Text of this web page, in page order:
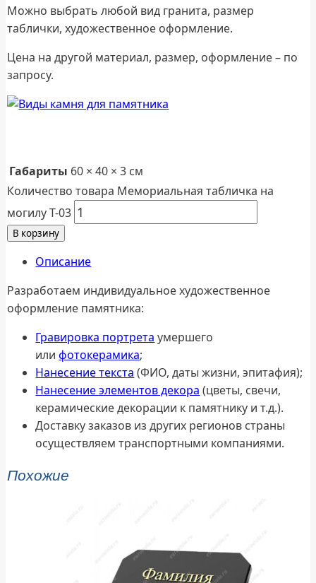
Можно выбрать любой вид гранита, размер
таблички, художественное оформление.
Цена на другой материал, размер, оформление – по
запросу.
Габариты 60 × 40 × 3 см
Количество товара Мемориальная табличка на
могилу Т-03
В корзину
Описание
Разработаем индивидуальное художественное
оформление памятника:
Гравировка портрета умершего
илифотокерамика;
Нанесение текста (ФИО, даты жизни, эпитафия);
Нанесение элементов декора (цветы, свечи,
керамические декорации к памятнику и т.д.).
Доставку заказов из других регионов страны
осуществляем транспортными компаниями.
Похожие